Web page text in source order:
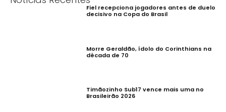
Fiel recepciona jogadores antes de duelo
decisivo na Copa do Brasil
Morre Geraldão, ídolo do Corinthians na
década de 70
Timãozinho Sub17 vence mais uma no
Brasileirão 2026